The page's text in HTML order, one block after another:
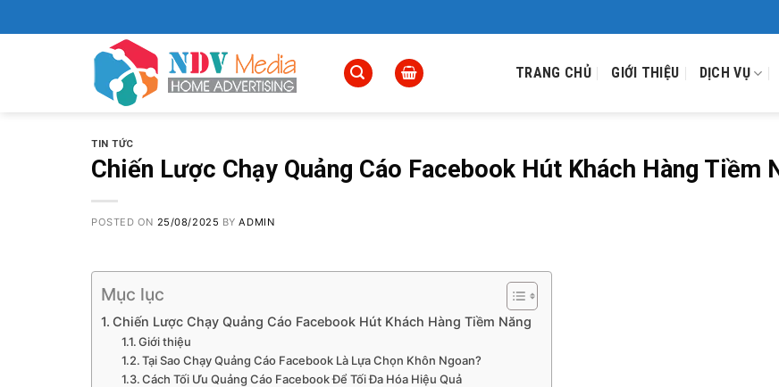
to
TRANG CHỦ GIỚI THIỆU DỊCH VỤ
TIN TỨC
Chiến Lược Chạy Quảng Cáo Facebook Hút Khách Hàng Tiềm
POSTED ON 25/08/2025 BYADMIN
Mục lục
Chiến Lược Chạy Quảng Cáo Facebook Hút Khách Hàng Tiềm Năng
Giới thiệu
Tại Sao Chạy Quảng Cáo Facebook Là Lựa Chọn Khôn Ngoan?
Cách Tối Ưu Quảng Cáo Facebook Để Tối Đa Hóa Hiệu Quả